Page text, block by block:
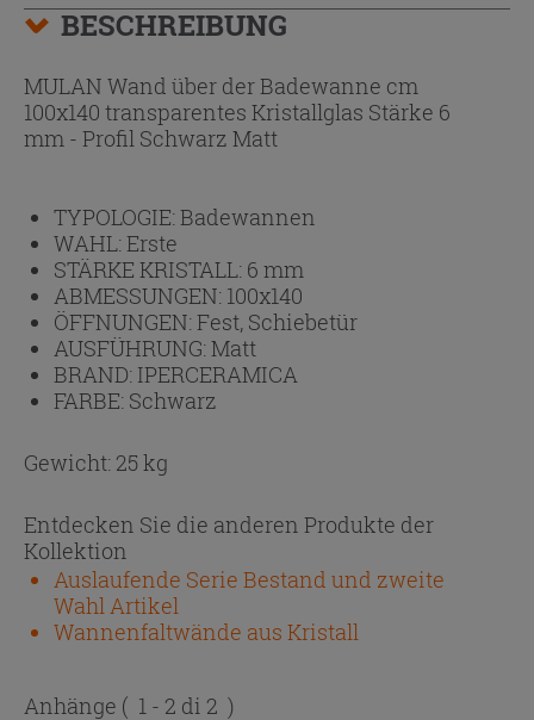
BESCHREIBUNG
MULAN Wand über der Badewanne cm
100x140 transparentes Kristallglas Stärke 6
mm - Profil Schwarz Matt
TYPOLOGIE:Badewannen
WAHL:Erste
STÄRKE KRISTALL: 6 mm
ABMESSUNGEN: 100x140
ÖFFNUNGEN:Fest, Schiebetür
AUSFÜHRUNG:Matt
BRAND: IPERCERAMICA
FARBE: Schwarz
Gewicht: 25 kg
Entdecken Sie die anderen Produkte der
Kollektion
Auslaufende Serie Bestand und zweite
Wahl Artikel
Wannenfaltwände aus Kristall
Anhänge ( 1 - 2 di 2 )